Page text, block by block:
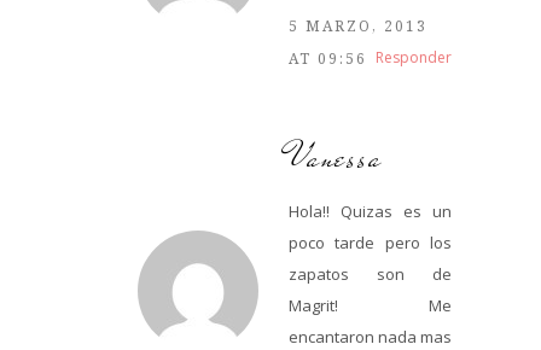
5 MARZO, 2013
AT 09:56
Responder
Vanessa
Hola!! Quizas es un
poco tarde pero los
zapatos son de
Magrit! Me
encantaron nada mas